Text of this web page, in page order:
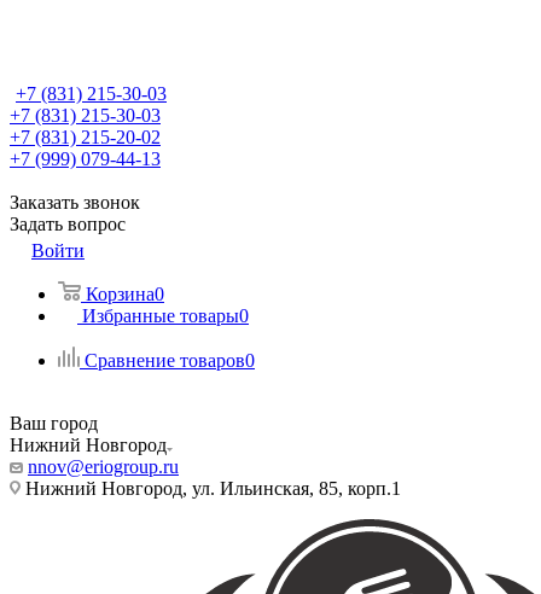
+7 (831) 215-30-03
+7 (831) 215-30-03
+7 (831) 215-20-02
+7 (999) 079-44-13
Заказать звонок
Задать вопрос
Войти
Корзина0
Избранные товары0
Сравнение товаров0
Ваш город
Нижний Новгород
nnov@eriogroup.ru
Нижний Новгород, ул. Ильинская, 85, корп.1